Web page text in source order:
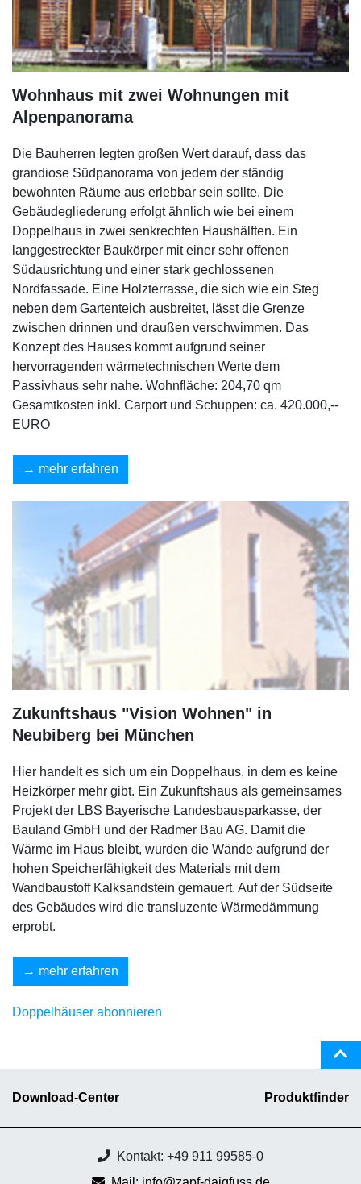
Wohnhaus mit zwei Wohnungen mit
Alpenpanorama
Die Bauherren legten großen Wert darauf, dass das
grandiose Südpanorama von jedem der ständig
bewohnten Räume aus erlebbar sein sollte. Die
Gebäudegliederung erfolgt ähnlich wie bei einem
Doppelhaus in zwei senkrechten Haushälften. Ein
langgestreckter Baukörper mit einer sehr offenen
Südausrichtung und einer stark gechlossenen
Nordfassade. Eine Holzterrasse, die sich wie ein Steg
neben dem Gartenteich ausbreitet, lässt die Grenze
zwischen drinnen und draußen verschwimmen. Das
Konzept des Hauses kommt aufgrund seiner
hervorragenden wärmetechnischen Werte dem
Passivhaus sehr nahe. Wohnfläche: 204,70 qm
Gesamtkosten inkl. Carport und Schuppen: ca. 420.000,--
EURO
mehr erfahren
Zukunftshaus "Vision Wohnen" in
Neubiberg bei München
Hier handelt es sich um ein Doppelhaus, in dem es keine
Heizkörper mehr gibt. Ein Zukunftshaus als gemeinsames
Projekt der LBS Bayerische Landesbausparkasse, der
Bauland GmbH und der Radmer Bau AG. Damit die
Wärme im Haus bleibt, wurden die Wände aufgrund der
hohen Speicherfähigkeit des Materials mit dem
Wandbaustoff Kalksandstein gemauert. Auf der Südseite
des Gebäudes wird die transluzente Wärmedämmung
erprobt.
mehr erfahren
Doppelhäuser abonnieren
Download-Center Produktfinder
Kontakt: +49 911 99585-0